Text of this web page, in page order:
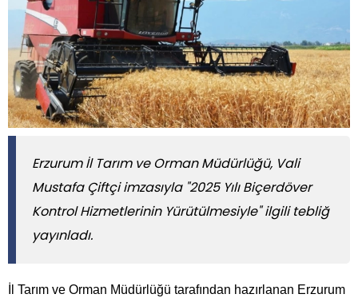
​​​​​​​Erzurum İl Tarım ve Orman Müdürlüğü, Vali
Mustafa Çiftçi imzasıyla "2025 Yılı Biçerdöver
Kontrol Hizmetlerinin Yürütülmesiyle" ilgili tebliğ
yayınladı.
İl Tarım ve Orman Müdürlüğü tarafından hazırlanan Erzurum